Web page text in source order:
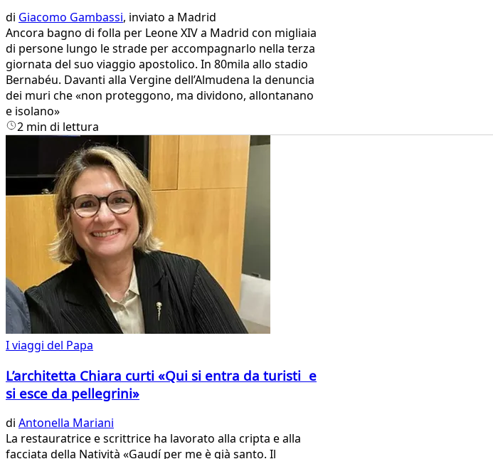
di Giacomo Gambassi, inviato a Madrid
Ancora bagno di folla per Leone XIV a Madrid con migliaia
di persone lungo le strade per accompagnarlo nella terza
giornata del suo viaggio apostolico. In 80mila allo stadio
Bernabéu. Davanti alla Vergine dell’Almudena la denuncia
dei muri che «non proteggono, ma dividono, allontanano
e isolano»
2 min di lettura
I viaggi del Papa
L’architetta Chiara curti «Qui si entra da turisti e
si esce da pellegrini»
di Antonella Mariani
La restauratrice e scrittrice ha lavorato alla cripta e alla
facciata della Natività «Gaudí per me è già santo. Il